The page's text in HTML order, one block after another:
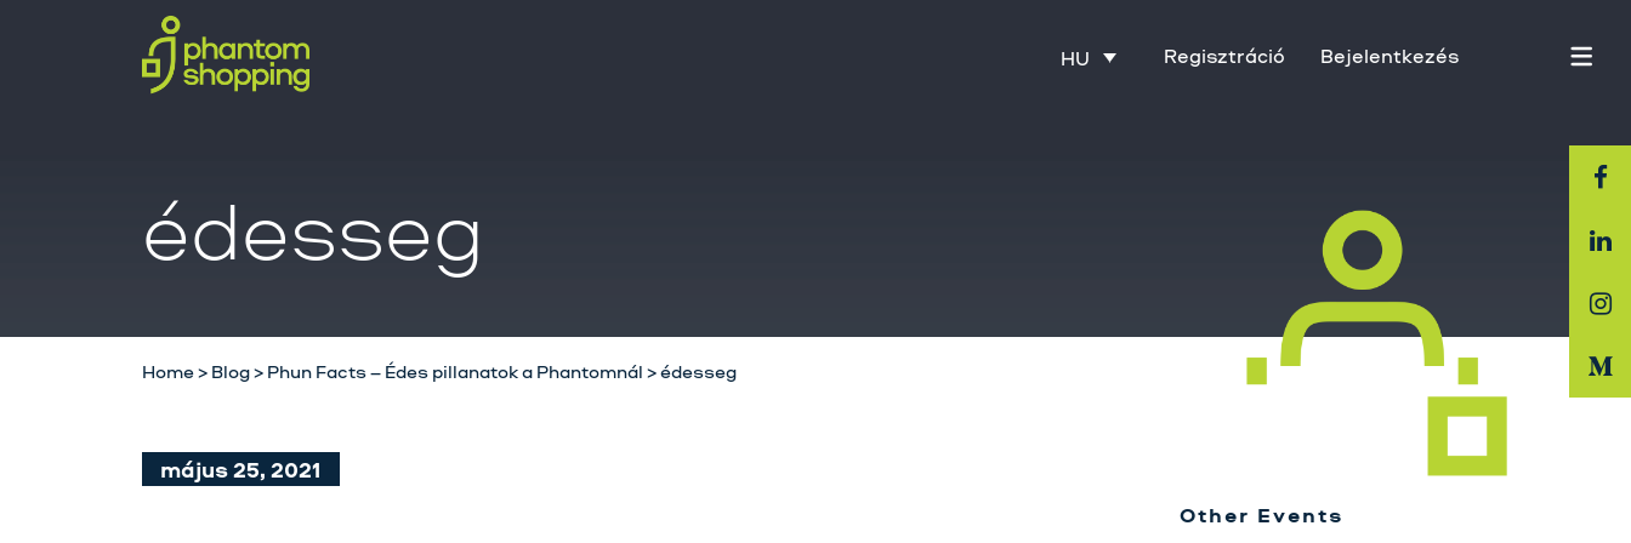
HU Regisztráció Bejelentkezés
Főoldal
Rólunk
Üzletágak
Szolgáltatásaink
Kapcsolat
édesseg
Home> Blog> Phun Facts – Édes pillanatok a Phantomnál >édesseg
május 25, 2021
Other Events